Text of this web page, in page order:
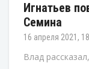
Игнатьев
Семина
16 апреля 2021,
Влад